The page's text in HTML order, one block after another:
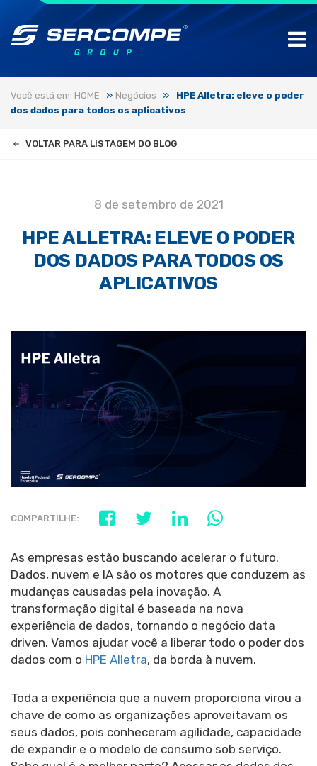
Você está em: HOME » Negócios »
HPE Alletra: eleve o poder
dos dados para todos os aplicativos
VOLTAR PARA LISTAGEM DO BLOG
8 de setembro de 2021
HPE ALLETRA: ELEVE O PODER
DOS DADOS PARA TODOS OS
APLICATIVOS
COMPARTILHE:
As empresas estão buscando acelerar o futuro.
Dados, nuvem e IA são os motores que conduzem as
mudanças causadas pela inovação. A
transformação digital é baseada na nova
experiência de dados, tornando o negócio data
driven. Vamos ajudar você a liberar todo o poder dos
dados com o HPE Alletra, da borda à nuvem.
Toda a experiência que a nuvem proporciona virou a
chave de como as organizações aproveitavam os
seus dados, pois conheceram agilidade, capacidade
de expandir e o modelo de consumo sob serviço.